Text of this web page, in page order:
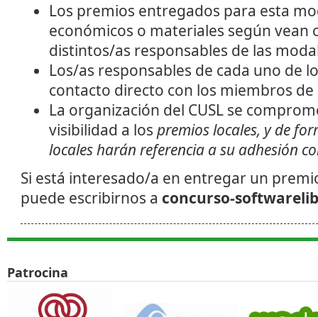
Los premios entregados para esta
económicos o materiales según vean
distintos/as responsables de las
Los/as responsables de cada uno de
contacto directo con los miembros
La organización del CUSL se
visibilidad a los premios locales, y de
localesharán referencia a su adhesión
Si está interesado/a en entregar un
puede escribirnos a concurso-
Patrocina